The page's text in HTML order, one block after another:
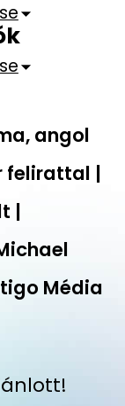
angol
felirattal |
|
Média